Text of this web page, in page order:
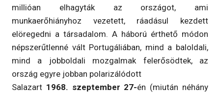
millióan elhagyták az országot, ami
munkaerőhiányhoz vezetett, ráadásul kezdett
elöregedni a társadalom. A háború érthető módon
népszerűtlenné vált Portugáliában, mind a baloldali,
mind a jobboldali mozgalmak felerősödtek, az
ország egyre jobban polarizálódott
Salazart 1968. szeptember 27-én (miután néhány